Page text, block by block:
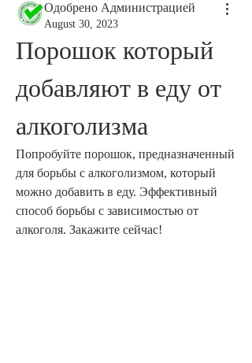
Одобрено Администрацией
August 30, 2023
Порошок который
добавляют в еду от
алкоголизма
Попробуйте порошок, предназначенный
для борьбы с алкоголизмом, который
можно добавить в еду. Эффективный
способ борьбы с зависимостью от
алкоголя. Закажите сейчас!